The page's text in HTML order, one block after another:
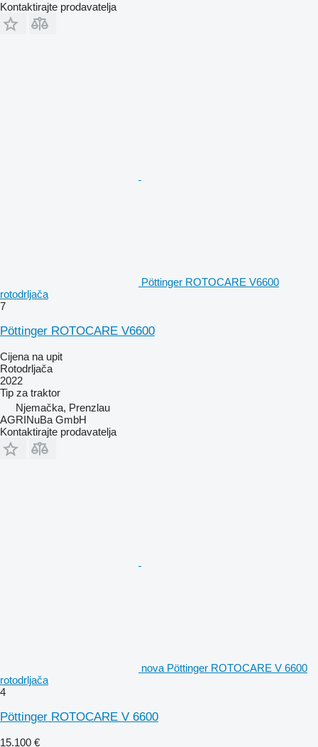
Kontaktirajte prodavatelja
Pöttinger ROTOCARE V6600
rotodrljača
7
Pöttinger ROTOCARE V6600
Cijena na upit
Rotodrljača
2022
Tip za traktor
Njemačka, Prenzlau
AGRINuBa GmbH
Kontaktirajte prodavatelja
nova Pöttinger ROTOCARE V 6600
rotodrljača
4
Pöttinger ROTOCARE V 6600
15.100 €